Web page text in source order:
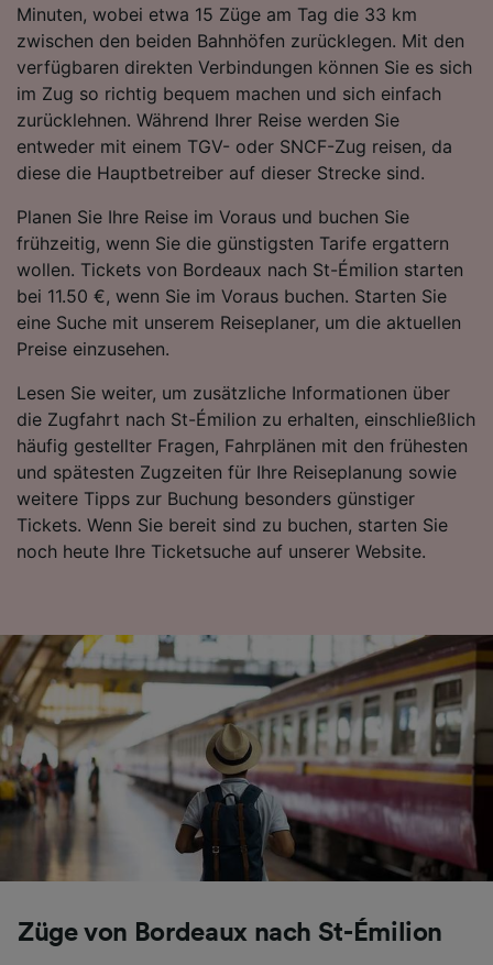
Minuten, wobei etwa 15 Züge am Tag die 33 km
zwischen den beiden Bahnhöfen zurücklegen. Mit den
verfügbaren direkten Verbindungen können Sie es sich
im Zug so richtig bequem machen und sich einfach
zurücklehnen. Während Ihrer Reise werden Sie
entweder mit einem TGV- oder SNCF-Zug reisen, da
diese die Hauptbetreiber auf dieser Strecke sind.
Planen Sie Ihre Reise im Voraus und buchen Sie
frühzeitig, wenn Sie die günstigsten Tarife ergattern
wollen. Tickets von Bordeaux nach St-Émilion starten
bei 11.50 €, wenn Sie im Voraus buchen. Starten Sie
eine Suche mit unserem Reiseplaner, um die aktuellen
Preise einzusehen.
Lesen Sie weiter, um zusätzliche Informationen über
die Zugfahrt nach St-Émilion zu erhalten, einschließlich
häufig gestellter Fragen, Fahrplänen mit den frühesten
und spätesten Zugzeiten für Ihre Reiseplanung sowie
weitere Tipps zur Buchung besonders günstiger
Tickets. Wenn Sie bereit sind zu buchen, starten Sie
noch heute Ihre Ticketsuche auf unserer Website.
Züge von Bordeaux nach St-Émilion
Folgendes bereitzustellen:
Verwendung genauer Standortdaten.
Endgeräteeigenschaften zur Identifikation
aktiv abfragen. Speichern von oder Zugriff auf
Informationen auf einem Endgerät.
Personalisierte Werbung und Inhalte, Messung
von Werbeleistung und der Performance von
Inhalten, Zielgruppenforschung sowie
Angeboten.
Liste der Partner (Lieferanten)